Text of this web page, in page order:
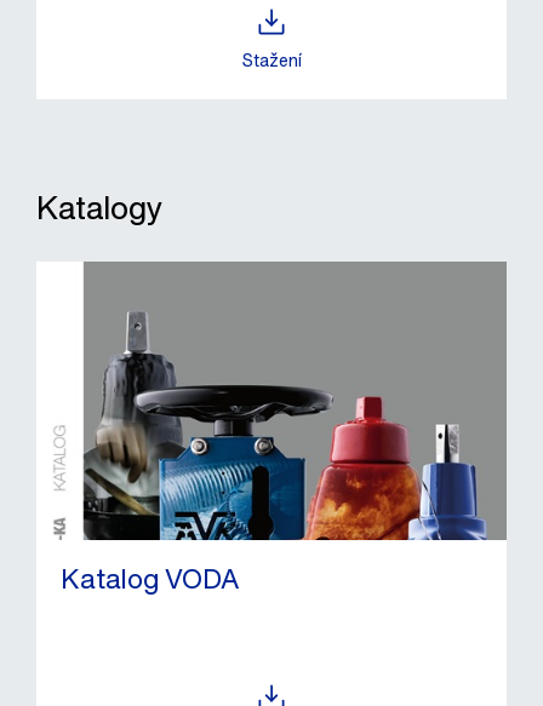
Stažení
Katalogy
Katalog VODA